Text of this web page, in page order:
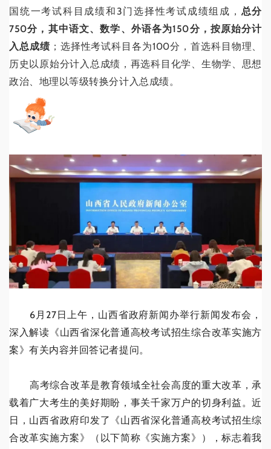
国统一考试科目成绩和3门选择性考试成绩组成， 总分
750分，其中语文、数学、外语各为150分，按原始分计
入总成绩；选择性考试科目各为100分，首选科目物理、
历史以原始分计入总成绩，再选科目化学、生物学、思想
政治、地理以等级转换分计入总成绩。
6月27日上午，山西省政府新闻办举行新闻发布会，
深入解读《山西省深化普通高校考试招生综合改革实施方
案》有关内容并回答记者提问。
高考综合改革是教育领域全社会高度的重大改革，承
载着广大考生的美好期盼，事关千家万户的切身利益。近
日，山西省政府印发了《山西省深化普通高校考试招生综
合改革实施方案》（以下简称《实施方案》），标志着我